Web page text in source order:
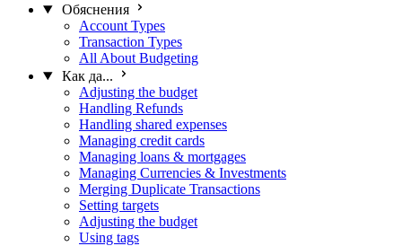
Обяснения
Account Types
Transaction Types
All About Budgeting
Как да...
Adjusting the budget
Handling Refunds
Handling shared expenses
Managing credit cards
Managing loans & mortgages
Managing Currencies & Investments
Merging Duplicate Transactions
Setting targets
Adjusting the budget
Using tags